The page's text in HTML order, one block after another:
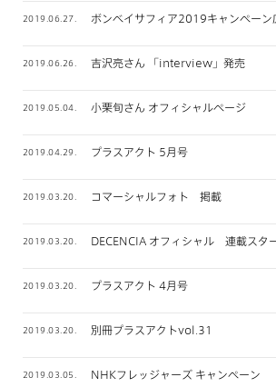
2019.06.27. ボンベイサフィア2019キャンペーン
2019.06.26. 吉沢亮さん 「interview」発売
2019.05.04. 小栗旬さん オフィシャルページ
2019.04.29. プラスアクト 5月号
2019.03.20. コマーシャルフォト 掲載
2019.03.20. DECENCIA オフィシャル 連載スタ
2019.03.20. プラスアクト 4月号
2019.03.20. 別冊プラスアクトvol.31
2019.03.05. NHKフレッジャーズ キャンペーン